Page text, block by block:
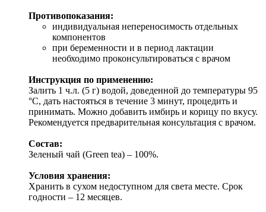
Противопоказания:
индивидуальная непереносимость отдельных
компонентов
при беременности и в период лактации
необходимо проконсультироваться с врачом
Инструкция по применению:
Залить 1 ч.л. (5 г) водой, доведенной до температуры 95
°C, дать настояться в течение 3 минут, процедить и
принимать. Можно добавить имбирь и корицу по вкусу.
Рекомендуется предварительная консультация с врачом.
Состав:
Зеленый чай (Green tea) – 100%.
Условия хранения:
Хранить в сухом недоступном для света месте. Срок
годности – 12 месяцев.